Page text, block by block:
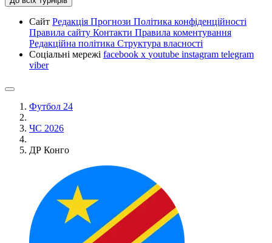
Сайт Редакція Прогнози Політика конфіденційності
Правила сайту Контакти Правила коментування
Редакційна політика Структура власності
Соціальні мережі facebook x youtube instagram telegram
viber
Футбол 24
ЧС 2026
ДР Конго